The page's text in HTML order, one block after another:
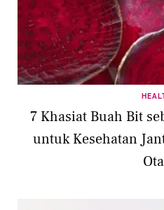
7 Khasiat Buah Bit
untuk Kesehatan